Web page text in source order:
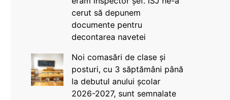
cerut să depunem
documente pentru
decontarea navetei
Noi comasări de clase și
posturi, cu 3 săptămâni până
la debutul anului școlar
2026-2027, sunt semnalate